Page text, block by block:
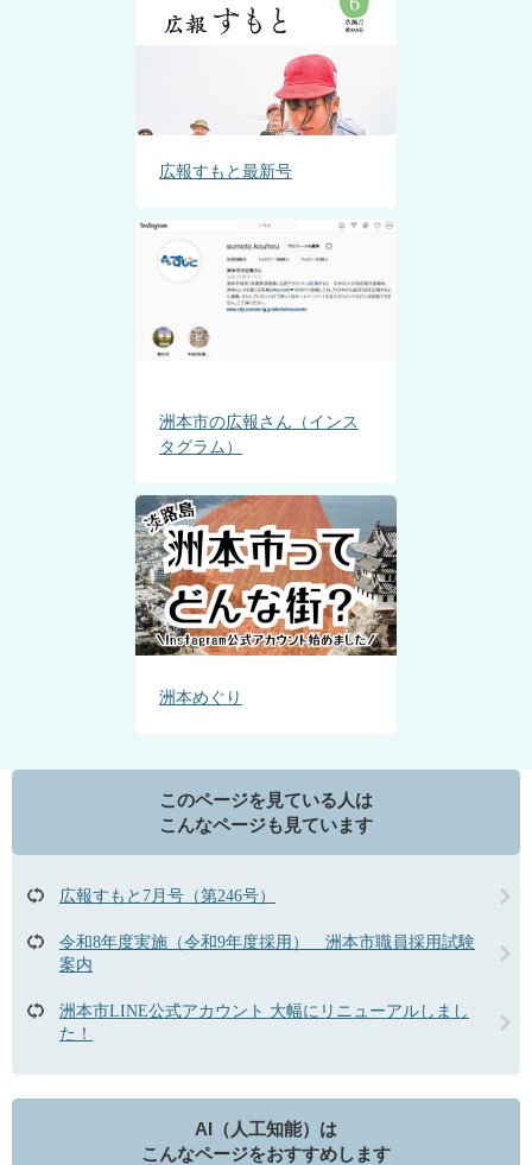
広報すもと最新号
洲本市の広報さん（インス
タグラム）
洲本めぐり
このページを見ている人は
こんなページも見ています
広報すもと7月号（第246号）
令和8年度実施（令和9年度採用） 洲本市職員採用試験
案内
洲本市LINE公式アカウント 大幅にリニューアルしまし
た！
AI（人工知能）は
こんなページをおすすめします